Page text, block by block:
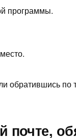
программы.
обратившись по